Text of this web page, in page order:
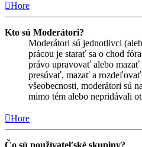
Hore
Kto sú Moderátori?
Moderátori sú jednotlivci
prácou je starať sa o chod
právo upravovať alebo
presúvať, mazať a
všeobecnosti, moderátori sú
mimo tém alebo nepridávali
Hore